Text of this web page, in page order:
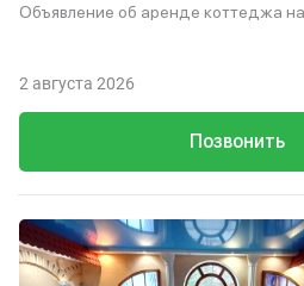
Объявление об аренде коттеджа
Позвонить
2 августа 2026